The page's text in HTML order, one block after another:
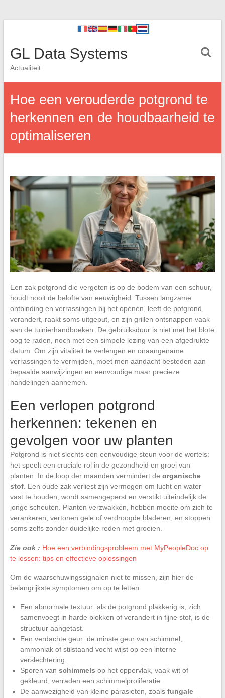
GL Data Systems
Actualiteit
Hoe een verouderde potgrond te
herkennen en de houdbaarheid te
optimaliseren
Een zak potgrond die vergeten is op de bodem van een schuur,
houdt nooit de belofte van eeuwigheid. Tussen langzame
ontbinding en verrassingen bij het openen, leeft de potgrond,
verandert, raakt soms uitgeput, en zijn grillen ontsnappen vaak
aan de tuinierhandboeken. De gebruiksduur is niet met het blote
oog te raden, noch met een simpele lezing van een afgedrukte
datum. Om zijn vitaliteit te verlengen en onaangename
verrassingen te vermijden, moet men aandacht besteden aan
bepaalde aanwijzingen en eenvoudige maar precieze
handelingen aannemen.
Een verlopen potgrond
herkennen: tekenen en
gevolgen voor uw planten
Potgrond is niet slechts een eenvoudige steun voor de wortels:
het speelt een cruciale rol in de gezondheid en groei van
planten. In de loop der maanden vermindert de organische
stof. Een oude zak verliest zijn vermogen om lucht en water
vast te houden, wordt samengeperst en verstikt uiteindelijk de
jonge scheuten. Planten verzwakken, hebben moeite om zich te
verankeren, vertonen gele of verdroogde bladeren, en stoppen
soms zelfs zonder duidelijke reden met groeien.
Zie ook : Hoe een verbindingsprobleem met MyPeopleDoc op
te lossen: tips en effectieve oplossingen
Om de waarschuwingssignalen niet te missen, zijn hier de
belangrijkste symptomen om op te letten:
Een abnormale textuur: als de potgrond plakkerig is, zich
samenvoegt in harde blokken of verandert in fijne stof, is de
structuur aangetast.
Een verdachte geur: de minste geur van schimmel,
ammoniak of stilstaand vocht wijst op een interne
verslechtering.
Sporen van schimmels op het oppervlak, vaak wit of
gekleurd, verraden een schimmelproliferatie.
De aanwezigheid van kleine parasieten, zoals fungale